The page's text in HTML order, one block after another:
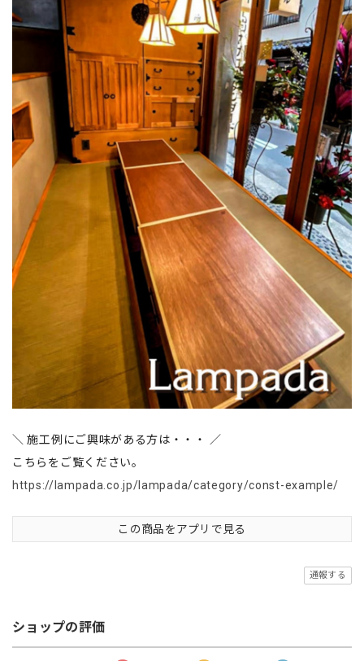
＼ 施工例にご興味がある方は・・・ ／
こちらをご覧ください。
https://lampada.co.jp/lampada/category/const-example/
この商品をアプリで見る
通報する
ショップの評価